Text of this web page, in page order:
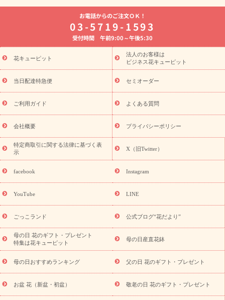
よく贈られる花
お祝いの花特集
誕生日フラワーギフト特集
8月の誕生花(トルコキキョウ)
開店・開業祝い
お供え・お悔やみ お供え・お悔やみの花
通夜・葬儀に贈る花 胡蝶蘭・花鉢
ーブドフラワー
季節のイベント
ひまわり ギフト・プレゼント
特集
お盆 花（新盆・初盆） 季節のイベント
お盆 花（新
盆・初盆）
お盆 花（新盆・初盆）
お盆・お供え 花とセットギ
フト
お盆・お供え プリザーブドフラワー
ひまわり ギフト・プ
レゼント特集
夏の花贈り・お中元・暑中見舞い 花のギフト特集
敬老の日におくる花ギフト・プレゼント特集
花ギフト・プレゼント特集
敬老の日 花のおすすめランキング
敬
老の日 花鉢植えのギフト・プレゼント特集
敬老の日 花とセットギ
フト・プレゼント特集
敬老の日の花 全てのギフト一覧
キャン
ペーン
映画『ウォーターガーディアンズ』コラボキャンペーン
「きょう誕生日なんです」キャンペーン
誕生日の花を探す
誕生日フラワーギフト 誕生日フラワーギフト特集
(トルコキキョウ)
9月の誕生花(リンドウ)
ら探す
お祝いの花特集 当日配達特急便 お祝い商品一覧
念日
結婚祝い 出産祝い 退院祝い・快気祝い
寿祝い
プチギフト ペットのお祝いフラワー
お供え・お悔やみの花
四十九日法要以降に贈る花
通夜・葬儀
ワー
ペットのお供えフラワー お盆（新盆・初盆）
その他
お電話からのご注文ＯＫ！
03-5719-1593
受付時間 午前9:00～午後5:30
花キューピット
法人のお客様は
ビジネス花キューピット
当日配達特急便 セミオーダー
ご利用ガイド よくある質問
会社概要 プライバシーポリシー
特定商取引に関する法律に基づく表
示
X（旧Twitter）
facebook Instagram
YouTube LINE
ごっこランド 公式ブログ“花だより”
母の日 花のギフト・プレゼント
特集は花キューピット
母の日産直花鉢
母の日おすすめランキング 父の日 花のギフト・プレゼント
お盆 花（新盆・初盆） 敬老の日 花のギフト・プレゼント